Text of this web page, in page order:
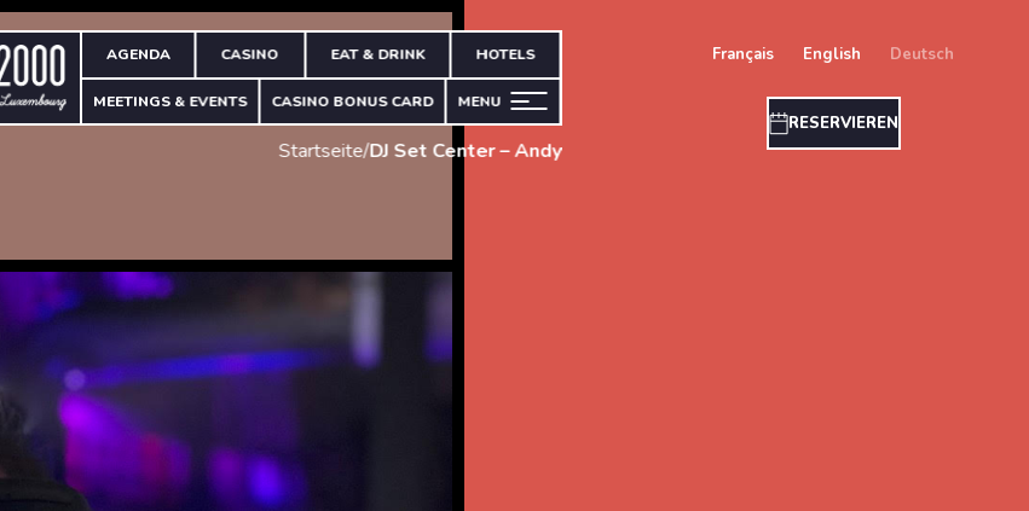
AGENDA CASINO EAT & DRINK HOTELS
MEETINGS & EVENTS CASINO BONUS CARD MENU
Startseite/DJ Set Center – Andy
français english deutsch
RESERVIEREN